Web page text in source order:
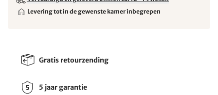
Levering tot in de gewenste kamer inbegrepen
Gratis retourzending
5 jaar garantie